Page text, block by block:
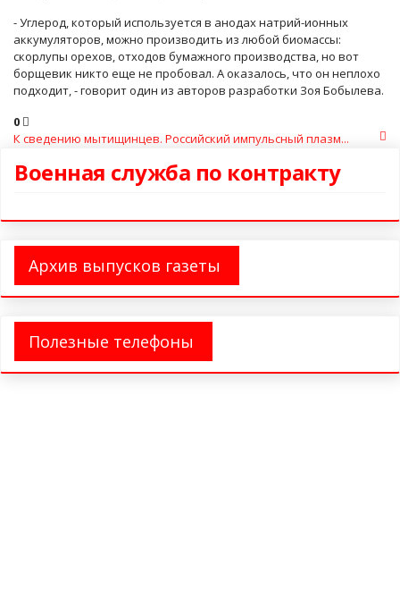
- Углерод, который используется в анодах натрий-ионных
аккумуляторов, можно производить из любой биомассы:
скорлупы орехов, отходов бумажного производства, но вот
борщевик никто еще не пробовал. А оказалось, что он неплохо
подходит, - говорит один из авторов разработки Зоя Бобылева.
0
К сведению мытищинцев. Российский импульсный плазм...
Военная служба по контракту
Архив выпусков газеты
Полезные телефоны